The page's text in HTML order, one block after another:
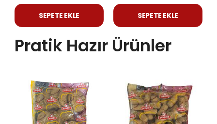
SEPETE EKLE SEPETE EKLE
Pratik Hazır Ürünler